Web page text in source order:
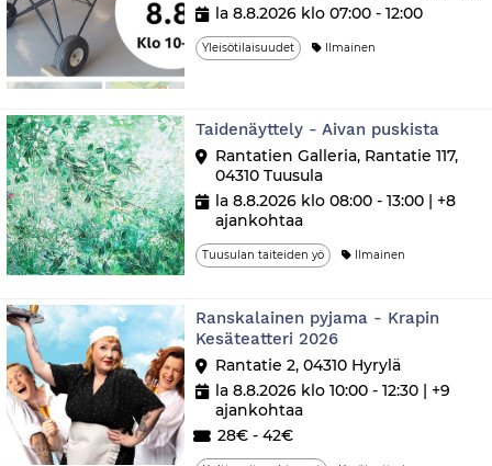
la 8.8.2026 klo 07:00 - 12:00
Yleisötilaisuudet Ilmainen
Taidenäyttely - Aivan puskista
Rantatien Galleria, Rantatie 117,
04310 Tuusula
la 8.8.2026 klo 08:00 - 13:00 | +8
ajankohtaa
Tuusulan taiteiden yö Ilmainen
Ranskalainen pyjama - Krapin
Kesäteatteri 2026
Rantatie 2, 04310 Hyrylä
la 8.8.2026 klo 10:00 - 12:30 | +9
ajankohtaa
28€ - 42€